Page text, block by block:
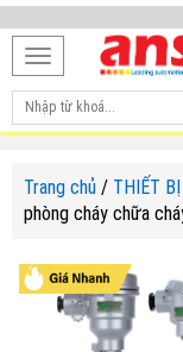
Toggle
navigation
Trang chủ / THIẾT
phòng cháy chữa